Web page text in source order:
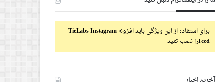
برای استفاده از این ویژگی باید افزونهTieLabs Instagram
Feedرا نصب کنید